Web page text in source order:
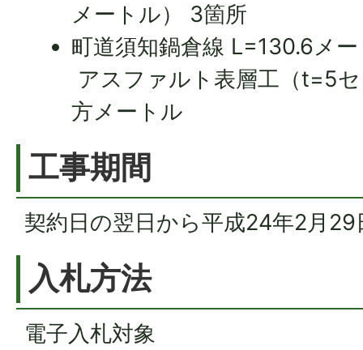
メートル） 3箇所
町道須知鍋倉線 L=130.6メ
アスファルト表層工（t=5
方メートル
工事期間
契約日の翌日から平成24年2月29
入札方法
電子入札対象